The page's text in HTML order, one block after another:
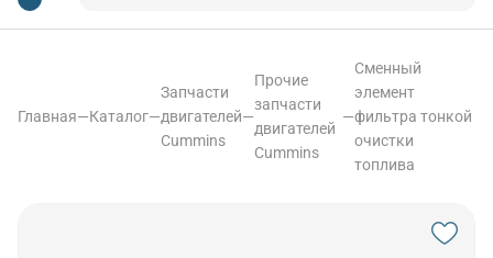
Главная—Каталог—
Запчасти
двигателей
Cummins
—
Прочие
запчасти
двигателей
Cummins
—
Сменный
элемент
фильтра тонкой
очистки
топлива